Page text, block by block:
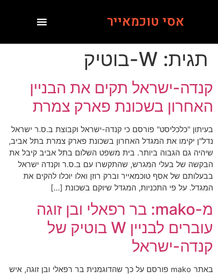
אסי טוכמאייר
תגית: W-בוטיק
קנדה-ישראל תקים את הבניין
האחרון בשכונת פארק צמרת
בעיתון "כלכליסט" פורסם כי קנדה-ישראל וקבוצת ב.ס.ר ישראל
נדל"ן יקימו את המגדל האחרון בשכונת פארק צמרת בתל אביב,
שיהיה גם הגבוה ביותר. בית משפט השלום בתל אביב קיבל את
הבקשה של בעלי המגרש, שהתקשרו עם ב.ס.ר וקנדה ישראל
בבעלותם של אסף טוכמאייר וברק רוזן ואלו יוכלו להקים את
המגדל. על פי התכניות, המגדל שיוקם בשכונת […]
מ-mako: בר רפאלי ובן זוגה
עוברים לבניין W בוטיק של
קנדה-ישראל
באתר mako פורסם על כך שהדוגמנית בר רפאלי ובן זוגה, איש